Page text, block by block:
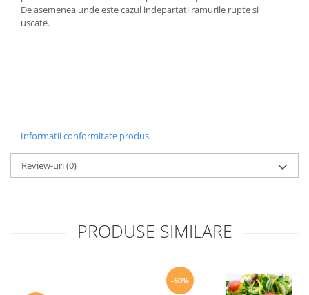
De asemenea unde este cazul indepartati ramurile rupte si
uscate.
Informatii conformitate produs
Review-uri(0)
PRODUSE SIMILARE
-50%